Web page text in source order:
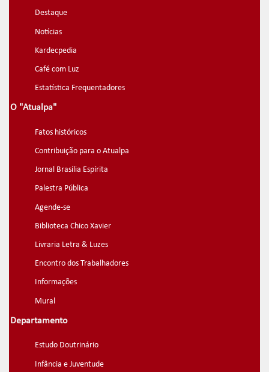
Destaque
Notícias
Kardecpedia
Café com Luz
Estatística Frequentadores
O "Atualpa"
Fatos históricos
Contribuição para o Atualpa
Jornal Brasília Espírita
Palestra Pública
Agende-se
Biblioteca Chico Xavier
Livraria Letra & Luzes
Encontro dos Trabalhadores
Informações
Mural
Departamento
Estudo Doutrinário
Infância e Juventude